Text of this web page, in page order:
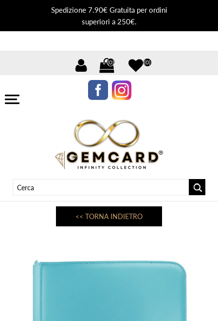
Spedizione 7.90€ Gratuita per ordini
superiori a 250€.
(0) (0)
<< TORNA INDIETRO